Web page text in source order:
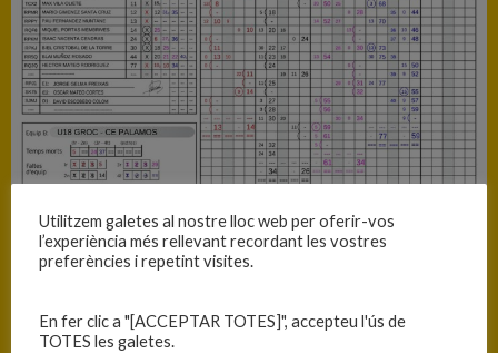
Utilitzem galetes al nostre lloc web per oferir-vos
l’experiència més rellevant recordant les vostres
preferències i repetint visites.
En fer clic a "[ACCEPTAR TOTES]", accepteu l'ús de
TOTES les galetes.